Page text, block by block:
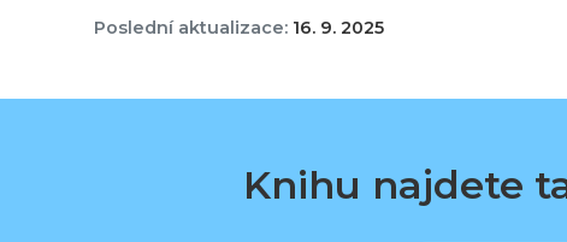
Poslední aktualizace:16. 9. 2025
Knihu najdete